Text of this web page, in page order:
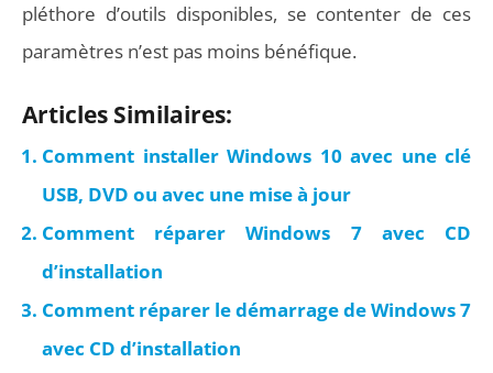
pléthore d’outils disponibles, se contenter de ces
paramètres n’est pas moins bénéfique.
Articles Similaires:
Comment installer Windows 10 avec une clé
USB, DVD ou avec une mise à jour
Comment réparer Windows 7 avec CD
d’installation
Comment réparer le démarrage de Windows 7
avec CD d’installation